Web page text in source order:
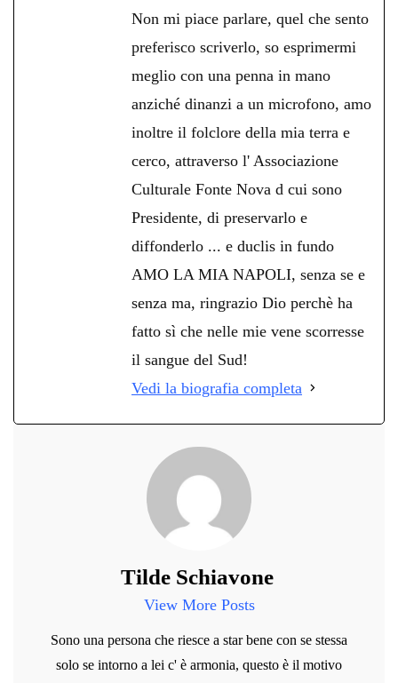
Non mi piace parlare, quel che sento
preferisco scriverlo, so esprimermi
meglio con una penna in mano
anziché dinanzi a un microfono, amo
inoltre il folclore della mia terra e
cerco, attraverso l' Associazione
Culturale Fonte Nova d cui sono
Presidente, di preservarlo e
diffonderlo ... e duclis in fundo
AMO LA MIA NAPOLI, senza se e
senza ma, ringrazio Dio perchè ha
fatto sì che nelle mie vene scorresse
il sangue del Sud!
Vedi la biografia completa
Tilde Schiavone
View More Posts
Sono una persona che riesce a star bene con se stessa
solo se intorno a lei c' è armonia, questo è il motivo